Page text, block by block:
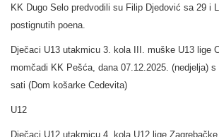
KK Dugo Selo predvodili su Filip Djedović sa 29 i
postignutih poena.
Dječaci U13 utakmicu 3. kola III. muške U13 lige
momčadi KK Pešća, dana 07.12.2025. (nedjelja)
sati (Dom košarke Cedevita)
U12
Dječaci U12 utakmicu 4. kola U12 lige